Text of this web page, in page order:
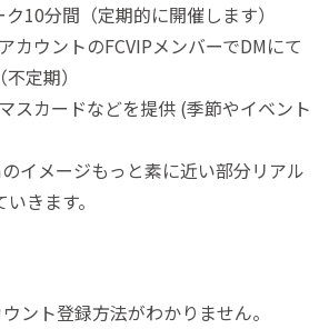
10分間（定期的に開催します）
カウントのFCVIPメンバーでDMにて
定期）
スカードなどを提供 (季節やイベント
イメージもっと素に近い部分リアル
きます。
ント登録方法がわかりません。